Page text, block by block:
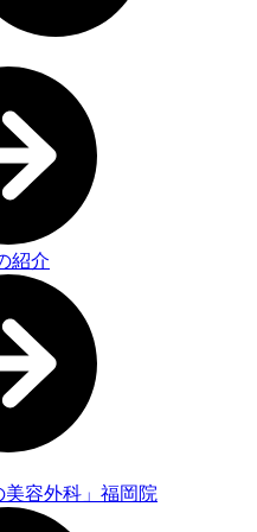
紹介
容外科」福岡院